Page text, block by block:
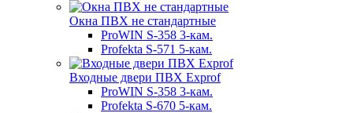
Окна ПВХ не стандартные
ProWIN S-358 3-кам.
Profekta S-571 5-кам.
Входные двери ПВХ Exprof
ProWIN S-358 3-кам.
Profekta S-670 5-кам.